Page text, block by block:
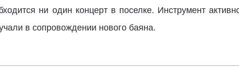
ни один концерт в поселке. Инструмент
в сопровождении нового баяна.